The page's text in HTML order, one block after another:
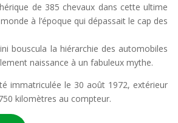
de 385 chevaux dans cette ultime
à l’époque qui dépassait le cap des
bouscula la hiérarchie des automobiles
naissance à un fabuleux mythe.
immatriculée le 30 août 1972, extérieur
kilomètres au compteur.